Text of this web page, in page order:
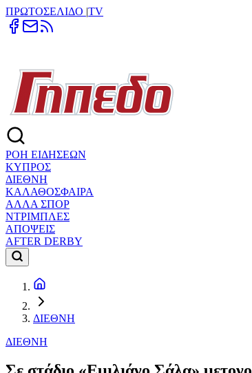
ΠΡΩΤΟΣΕΛΙΔΟ |TV
ΡΟΗ ΕΙΔΗΣΕΩΝ
ΚΥΠΡΟΣ
ΔΙΕΘΝΗ
ΚΑΛΑΘΟΣΦΑΙΡΑ
ΑΛΛΑ ΣΠΟΡ
ΝΤΡΙΜΠΛΕΣ
ΑΠΟΨΕΙΣ
AFTER DERBY
ΔΙΕΘΝΗ
ΔΙΕΘΝΗ